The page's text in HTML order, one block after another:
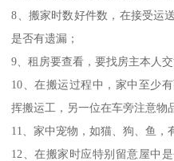
8、搬家时数好件数，在接受运
是否有遗漏；
9、租房要查看，要找房主本人
10、在搬运过程中，家中至少
挥搬运工，另一位在车旁注意物
11、家中宠物，如猫、狗、鱼，
12、在搬家时应特别留意屋中